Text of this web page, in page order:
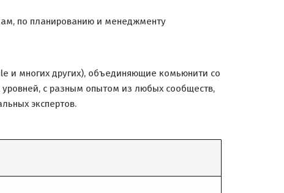
по планированию и менеджменту
и многих других), объединяющие комьюнити со
уровней, с разным опытом из любых сообществ,
экспертов.